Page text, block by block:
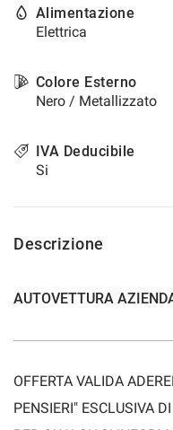
Alimentazione
Elettrica
Colore Esterno
Nero / Metallizzato
IVA Deducibile
Si
Descrizione
AUTOVETTURA
OFFERTA VALIDA
PENSIERI" ESCLUSIVA
funzionamento
di
tracciamento
alla
cookie
Puoi
e
tue